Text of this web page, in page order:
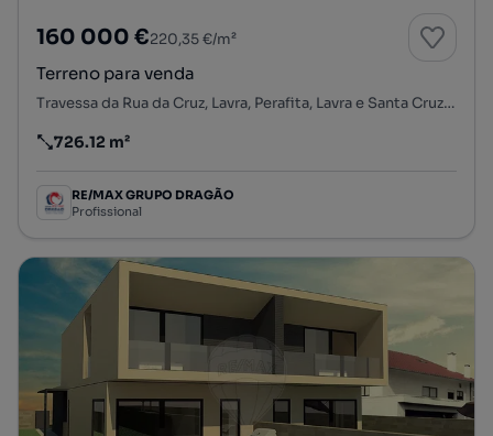
160 000 €220,35 €/m²
Terreno para venda
Travessa da Rua da Cruz, Lavra, Perafita, Lavra e Santa Cruz do Bispo, Matosinhos, Porto
Preço por metro quadrado
726.12 m²
RE/MAX GRUPO DRAGÃO
Profissional